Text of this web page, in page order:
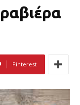
Pinterest